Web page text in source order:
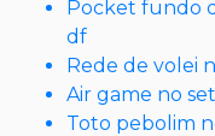
Pocket fundo
df
Rede de volei
Air game no
Toto pebolim